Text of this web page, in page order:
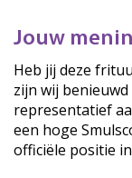
Jouw
Heb jij deze
zijn wij
representatief
een hoge
officiële positie